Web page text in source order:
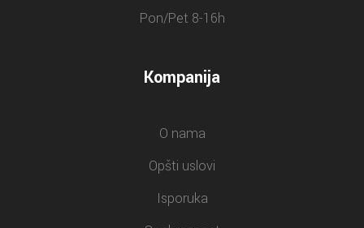
Pon/Pet 8-16h
Kompanija
O nama
Opšti uslovi
Isporuka